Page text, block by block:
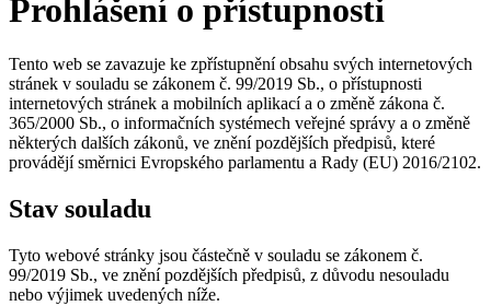
Prohlášení o přístupnosti
Tento web se zavazuje ke zpřístupnění obsahu svých internetových
stránek v souladu se zákonem č. 99/2019 Sb., o přístupnosti
internetových stránek a mobilních aplikací a o změně zákona č.
365/2000 Sb., o informačních systémech veřejné správy a o změně
některých dalších zákonů, ve znění pozdějších předpisů, které
provádějí směrnici Evropského parlamentu a Rady (EU) 2016/2102.
Stav souladu
Tyto webové stránky jsou částečně v souladu se zákonem č.
99/2019 Sb., ve znění pozdějších předpisů, z důvodu nesouladu
nebo výjimek uvedených níže.